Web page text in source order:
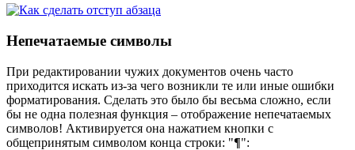
Непечатаемые символы
При редактировании чужих документов очень часто
приходится искать из-за чего возникли те или иные ошибки
форматирования. Сделать это было бы весьма сложно, если
бы не одна полезная функция – отображение непечатаемых
символов! Активируется она нажатием кнопки с
общепринятым символом конца строки: "¶":